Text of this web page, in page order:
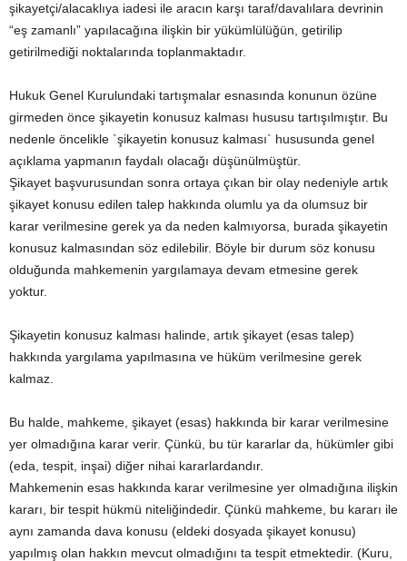
şikayetçi/alacaklıya iadesi ile aracın karşı taraf/davalılara devrinin
“eş zamanlı” yapılacağına ilişkin bir yükümlülüğün, getirilip
getirilmediği noktalarında toplanmaktadır.
Hukuk Genel Kurulundaki tartışmalar esnasında konunun özüne
girmeden önce şikayetin konusuz kalması hususu tartışılmıştır. Bu
nedenle öncelikle `şikayetin konusuz kalması` hususunda genel
açıklama yapmanın faydalı olacağı düşünülmüştür.
Şikayet başvurusundan sonra ortaya çıkan bir olay nedeniyle artık
şikayet konusu edilen talep hakkında olumlu ya da olumsuz bir
karar verilmesine gerek ya da neden kalmıyorsa, burada şikayetin
konusuz kalmasından söz edilebilir. Böyle bir durum söz konusu
olduğunda mahkemenin yargılamaya devam etmesine gerek
yoktur.
Şikayetin konusuz kalması halinde, artık şikayet (esas talep)
hakkında yargılama yapılmasına ve hüküm verilmesine gerek
kalmaz.
Bu halde, mahkeme, şikayet (esas) hakkında bir karar verilmesine
yer olmadığına karar verir. Çünkü, bu tür kararlar da, hükümler gibi
(eda, tespit, inşai) diğer nihai kararlardandır.
Mahkemenin esas hakkında karar verilmesine yer olmadığına ilişkin
kararı, bir tespit hükmü niteliğindedir. Çünkü mahkeme, bu kararı ile
aynı zamanda dava konusu (eldeki dosyada şikayet konusu)
yapılmış olan hakkın mevcut olmadığını ta tespit etmektedir. (Kuru,